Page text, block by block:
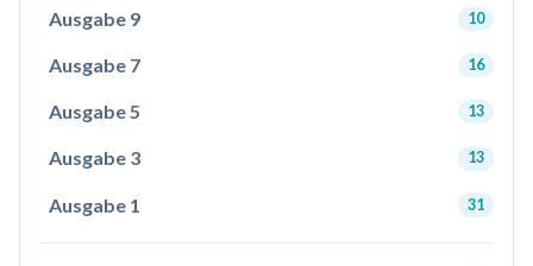
Ausgabe 9 10
Ausgabe 7 16
Ausgabe 5 13
Ausgabe 3 13
Ausgabe 1 31